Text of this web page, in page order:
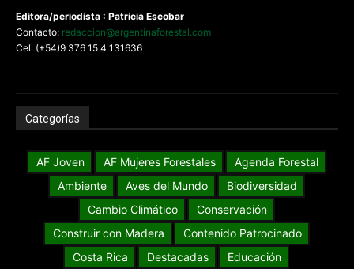
Editora/periodista : Patricia Escobar
Contacto: redaccion@argentinaforestal.com
Cel: (+54)9 376 15 4 131636
Categorías
AF Joven AF Mujeres Forestales
Agenda Forestal
Ambiente
Aves del Mundo
Biodiversidad
Cambio Climático
Conservación
Construir con Madera
Contenido Patrocinado
Costa Rica
Destacadas
Educación